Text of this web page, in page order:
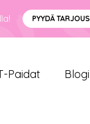
PYYDÄ TARJOUS
Paidat Blogi